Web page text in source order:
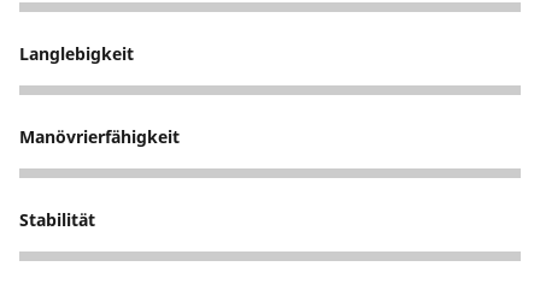
5
Langlebigkeit
4
Manövrierfähigkeit
5
Stabilität
5